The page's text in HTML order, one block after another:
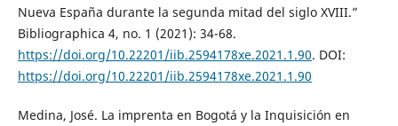
Nueva España durante la segunda mitad del siglo XVIII.”
Bibliographica 4, no. 1 (2021): 34-68.
https://doi.org/10.22201/iib.2594178xe.2021.1.90. DOI:
https://doi.org/10.22201/iib.2594178xe.2021.1.90
Medina, José. La imprenta en Bogotá y la Inquisición en